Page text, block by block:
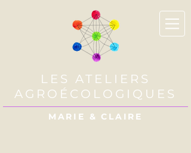
LES ATELIERS
AGROÉCOLOGIQUES
MARIE & CLAIRE